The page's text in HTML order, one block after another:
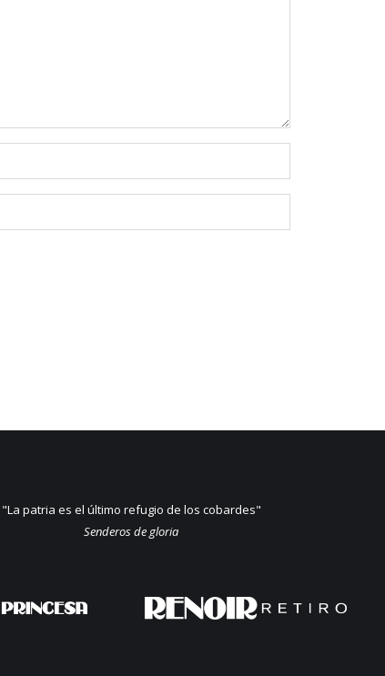
"La patria es el último refugio de los cobardes"
Senderos de gloria